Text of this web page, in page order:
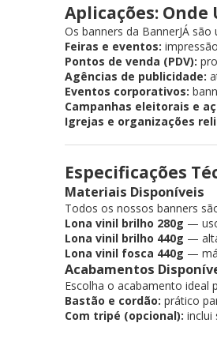
Aplicações:
Os banners da BannerJÁ
Feiras e eventos:
Pontos de venda (PDV):
Agências de publicidade:
Eventos corporativos:
Campanhas eleitorais e
Igrejas e organizações
Especificações
Materiais Disponíveis
Todos os nossos banners
Lona vinil brilho 280g —
Lona vinil brilho 440g —
Lona vinil fosca 440g —
Acabamentos
Escolha o acabamento ideal
Bastão e cordão: prático
Com tripé (opcional): inclui